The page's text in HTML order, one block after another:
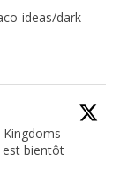
ideas/dark-
-
est bientôt